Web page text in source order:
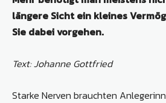
längere Sicht ein kleines
Sie dabei vorgehen.
Text: Johanne Gottfried
Starke Nerven brauchten